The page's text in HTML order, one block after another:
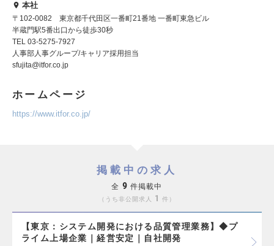
本社
〒102-0082 東京都千代田区一番町21番地 一番町東急ビル
半蔵門駅5番出口から徒歩30秒
TEL 03-5275-7927
人事部人事グループ/キャリア採用担当
sfujita@itfor.co.jp
ホームページ
https://www.itfor.co.jp/
掲載中の求人
全 9 件掲載中
うち非公開求人 1 件
【東京：システム開発における品質管理業務】◆プ
ライム上場企業｜経営安定｜自社開発